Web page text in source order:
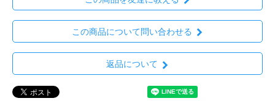
この商品について問い合わせる
返品について